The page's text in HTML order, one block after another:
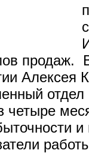
продаж.
Алексея
четыре